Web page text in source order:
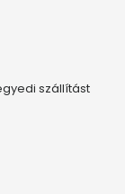
szállítást